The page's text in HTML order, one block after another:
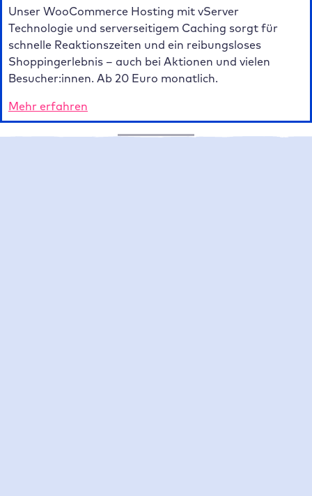
Unser WooCommerce Hosting mit vServer
Technologie und serverseitigem Caching sorgt für
schnelle Reaktionszeiten und ein reibungsloses
Shoppingerlebnis – auch bei Aktionen und vielen
Besucher:innen. Ab 20 Euro monatlich.
Mehr erfahren